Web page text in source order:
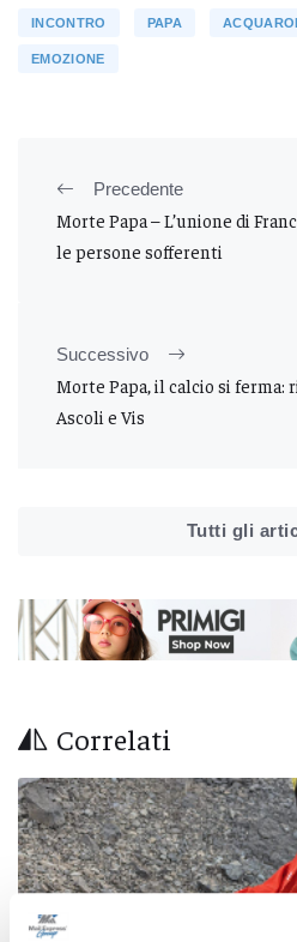
INCONTRO PAPA
EMOZIONE
Precedente
Morte Papa – L’unione di
le persone sofferenti
Successivo
Morte Papa, il calcio si ferma:
Ascoli e Vis
Tutti gli
Correlati